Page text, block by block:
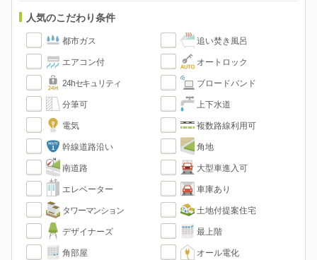
人気のこだわり条件
都市ガス 追い焚き風呂
エアコン付 オートロック
24hセキュリティ ブロードバンド
分筆可 上下水道
電気 複数路線利用可
幹線道路沿い 角地
南道路 大型車進入可
エレベーター 車庫あり
タワーマンション 土地付提案住宅
デザイナーズ 最上階
角部屋 オール電化